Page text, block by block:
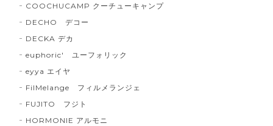
COOCHUCAMP クーチューキャンプ
DECHO デコー
DECKA デカ
euphoric' ユーフォリック
eyya エイヤ
FilMelange フィルメランジェ
FUJITO フジト
HORMONIE アルモニ